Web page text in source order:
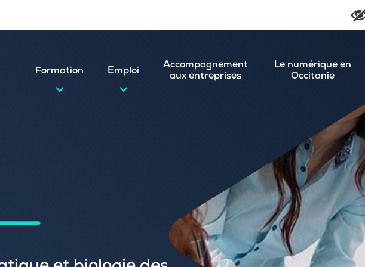
Formation Emploi
et postuler en ligne
spontanée
Accompagnement
aux entreprises
Le numérique en
Occitanie